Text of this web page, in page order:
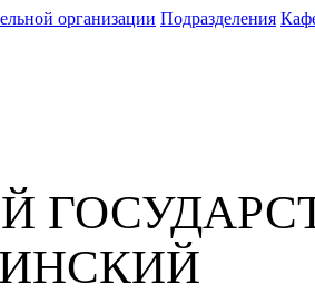
организации Подразделения